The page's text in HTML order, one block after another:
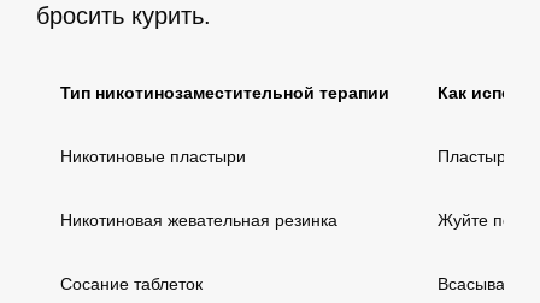
бросить курить.
Тип никотинозаместительной терапии Как
Никотиновые пластыри Пластырь,
Никотиновая жевательная резинка Жуйте по
Сосание таблеток Всасывание